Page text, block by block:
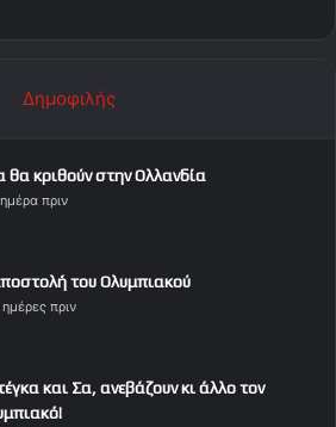
Δημοφιλής
θα κριθούν στην Ολλανδία
πριν
του Ολυμπιακού
πριν
και Σα, ανεβάζουν κι άλλο τον